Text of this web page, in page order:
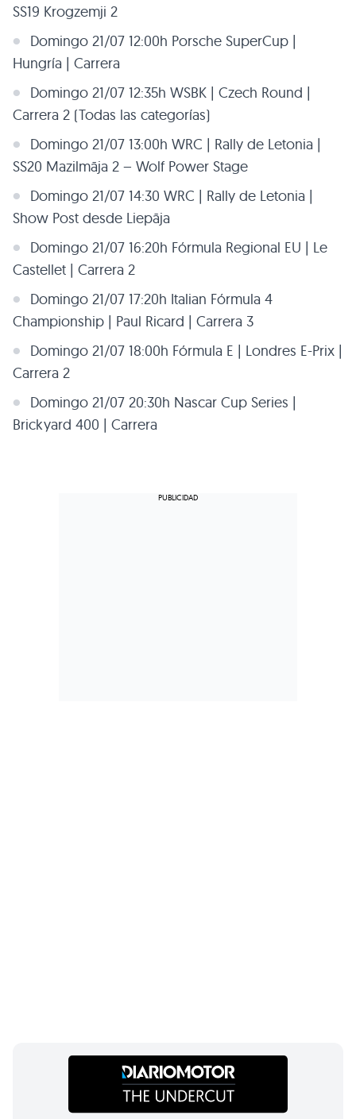
SS19 Krogzemji 2
Domingo 21/07 12:00h Porsche SuperCup |
Hungría | Carrera
Domingo 21/07 12:35h WSBK | Czech Round |
Carrera 2 (Todas las categorías)
Domingo 21/07 13:00h WRC | Rally de Letonia |
SS20 Mazilmāja 2 – Wolf Power Stage
Domingo 21/07 14:30 WRC | Rally de Letonia |
Show Post desde Liepāja
Domingo 21/07 16:20h Fórmula Regional EU | Le
Castellet | Carrera 2
Domingo 21/07 17:20h Italian Fórmula 4
Championship | Paul Ricard | Carrera 3
Domingo 21/07 18:00h Fórmula E | Londres E-Prix |
Carrera 2
Domingo 21/07 20:30h Nascar Cup Series |
Brickyard 400 | Carrera